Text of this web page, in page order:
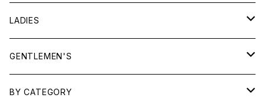
LADIES
TOPS
SHIRTS
OUTERWEAR
GENTLEMEN'S
TOPS
BY CATEGORY